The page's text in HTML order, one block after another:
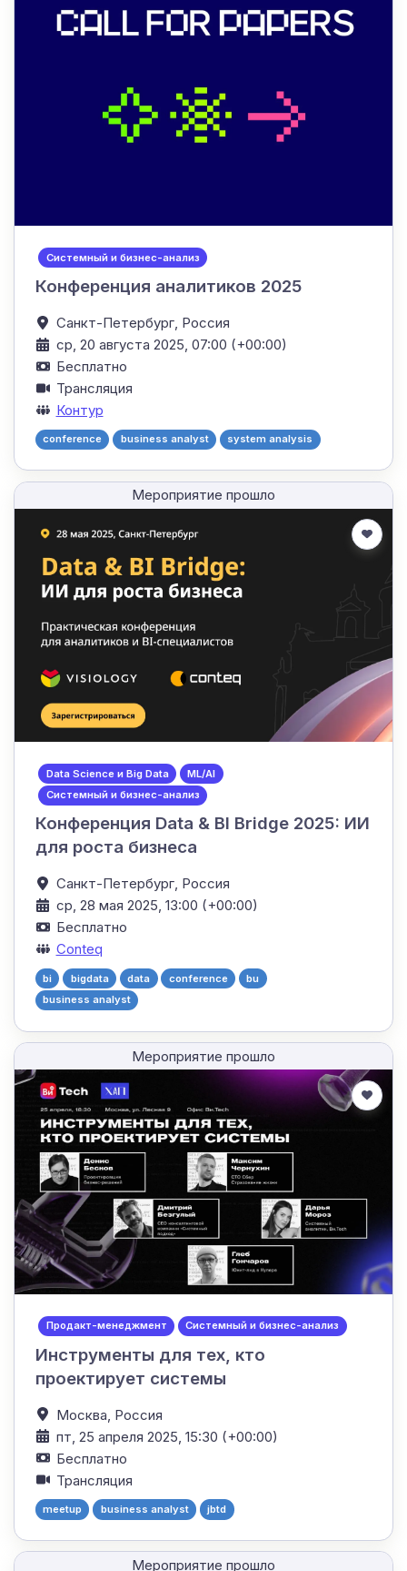
Системный и бизнес-анализ
Конференция аналитиков 2025
Санкт-Петербург, Россия
ср, 20 августа 2025, 07:00 (+00:00)
Бесплатно
Трансляция
Контур
conference business analyst system analysis
Мероприятие прошло
Data Science и Big Data
ML/AI
Системный и бизнес-анализ
Конференция Data & BI Bridge 2025: ИИ
для роста бизнеса
Санкт-Петербург, Россия
ср, 28 мая 2025, 13:00 (+00:00)
Бесплатно
Conteq
bi bigdata data conference
bu
business analyst
Мероприятие прошло
Продакт-менеджмент Системный и бизнес-анализ
Инструменты для тех, кто
проектирует системы
Москва, Россия
пт, 25 апреля 2025, 15:30 (+00:00)
Бесплатно
Трансляция
meetup business analyst jbtd
Мероприятие прошло